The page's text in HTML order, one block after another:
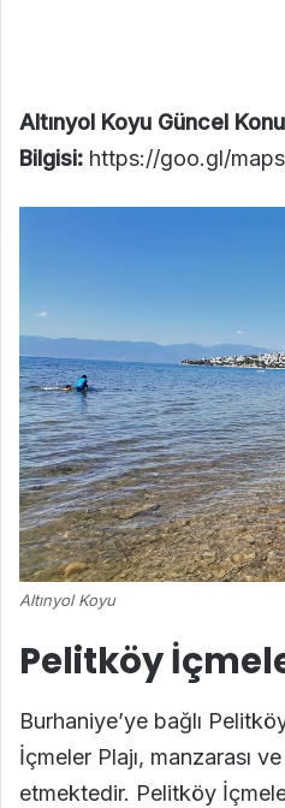
Altınyol Koyu Güncel
Bilgisi: https://goo.gl/
Altınyol Koyu
Pelitköy
Burhaniye’ye bağlı
İçmeler Plajı, manzarası
etmektedir. Pelitköy